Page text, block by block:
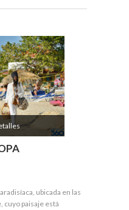
ubicada en las
cuyo paisaje está